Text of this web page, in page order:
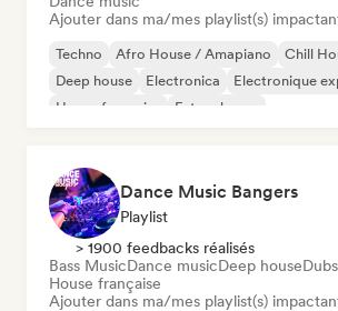
Ajouter dans ma/mes playlist(s)
Techno Afro House / Amapiano
Chill
Deep house
Electronica
Electronique
House française
Future house
Dance Music Bangers
Playlist
> 1900 feedbacks réalisés
Bass MusicDance musicDeep house
House française
Ajouter dans ma/mes playlist(s)